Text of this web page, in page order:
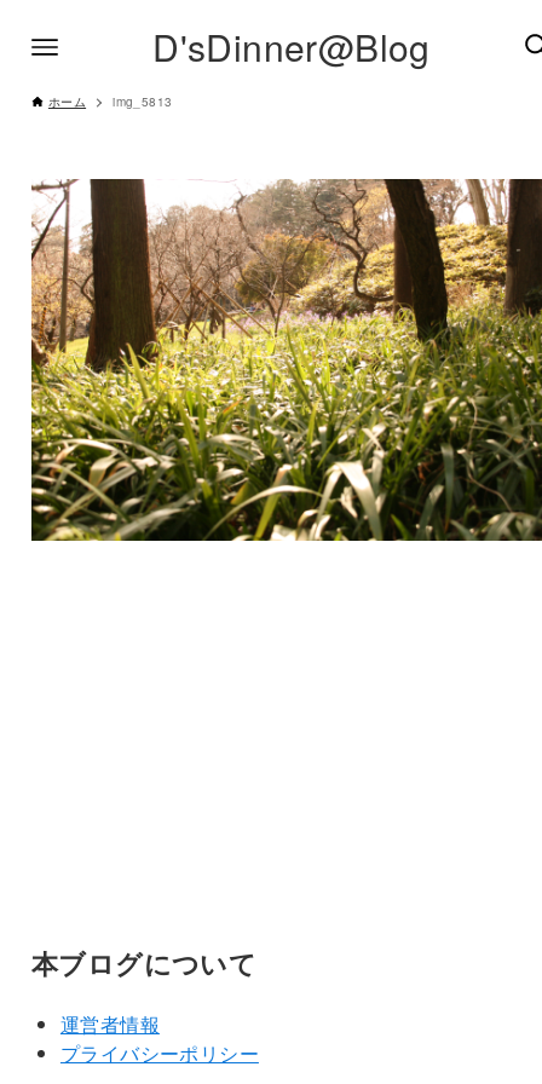
D'sDinner@Blog
ホーム img_5813
本ブログについて
運営者情報
プライバシーポリシー